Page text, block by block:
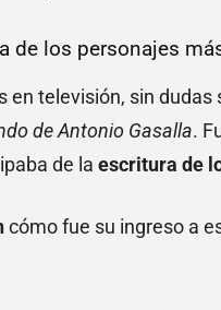
de los personajes
en televisión, sin
de Antonio Gasalla.
de la escritura de
cómo fue su ingreso a